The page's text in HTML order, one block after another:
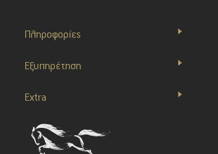
Πληροφορίες
Εξυπηρέτηση
Extra